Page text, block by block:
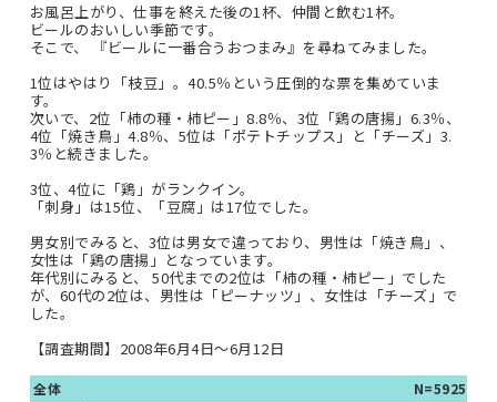
お風呂上がり、仕事を終えた後の1杯、仲間と飲む1杯。
ビールのおいしい季節です。
そこで、 『ビールに一番合うおつまみ』を尋ねてみました。
1位はやはり「枝豆」。40.5％という圧倒的な票を集めていま
す。
次いで、2位「柿の種・柿ピー」8.8％、3位「鶏の唐揚」6.3％、
4位「焼き鳥」4.8％、5位は「ポテトチップス」と「チーズ」3.
3％と続きました。
3位、4位に「鶏」がランクイン。
「刺身」は15位、「豆腐」は17位でした。
男女別でみると、3位は男女で違っており、男性は「焼き鳥」、
女性は「鶏の唐揚」となっています。
年代別にみると、 50代までの2位は「柿の種・柿ピー」でした
が、60代の2位は、男性は「ピーナッツ」、女性は「チーズ」で
した。
【調査期間】2008年6月4日～6月12日
全体
N=5925